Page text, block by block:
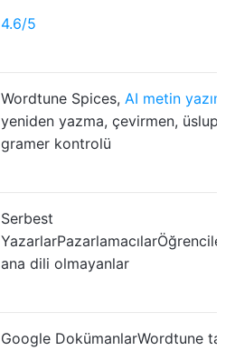
4.6/5
Wordtune Spices, AI metin yazımı
yeniden yazma, çevirmen, üslup
gramer kontrolü
Serbest
ana dili olmayanlar
Google DokümanlarWordtune